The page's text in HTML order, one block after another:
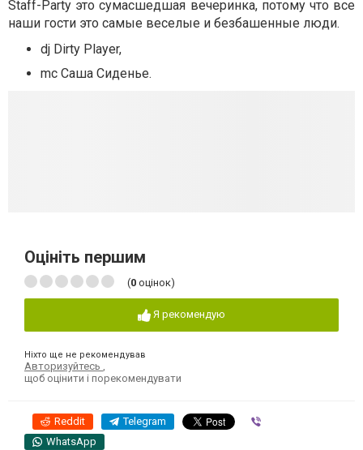
Staff-Party это сумасшедшая вечеринка, потому что все
наши гости это самые веселые и безбашенные люди.
dj Dirty Player,
mc Саша Сиденье.
Оцініть першим
(0 оцінок)
Я рекомендую
Ніхто ще не рекомендував
Авторизуйтесь
щоб оцінити і порекомендувати
Reddit Telegram
WhatsApp